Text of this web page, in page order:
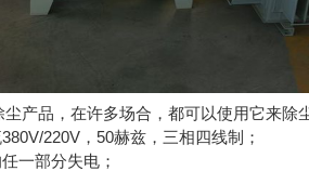
产品，在许多场合，都可以使用它来除
220V，50赫兹，三相四线制；
一部分失电；